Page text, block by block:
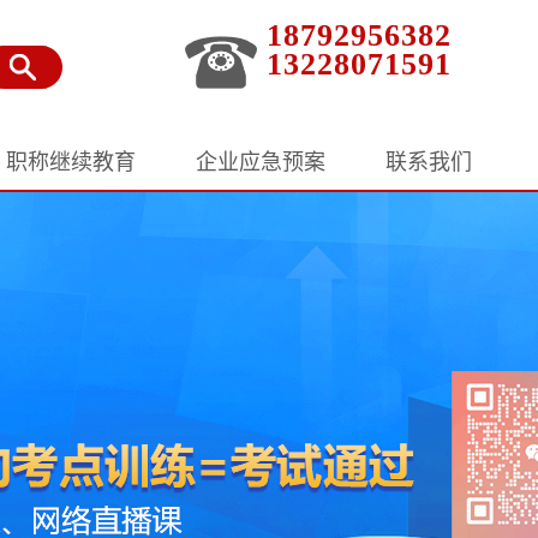
18792956382
13228071591
职称继续教育 企业应急预案 联系我们